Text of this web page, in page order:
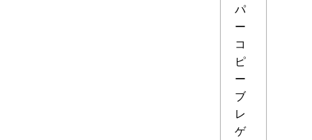
パ
ー
コ
ピ
ー
ブ
レ
ゲ